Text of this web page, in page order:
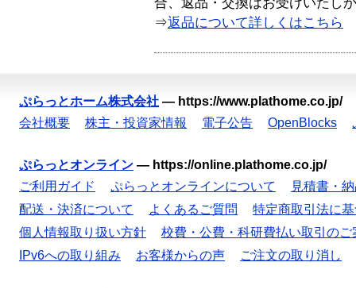
合、返品・交換はお受けいたし
⇒返品について詳しくはこちら
ぷらっとホーム株式会社 — https://www.plathome.co.jp/
会社概要
株主・投資家情報 電子公告 OpenBlocks
ぷらっとオンライン — https://online.plathome.co.jp/
ご利用ガイド
ぷらっとオンラインについて
見積書・
配送・決済について
よくあるご質問
特定商取引法に
個人情報取り扱い方針
校費・公費・科研費払い取引のご
IPv6への取り組み
お客様からの声 ご注文の取り消し